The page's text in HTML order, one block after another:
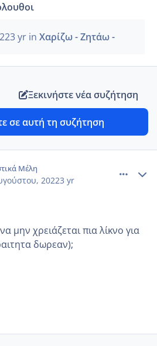
3 yrin Χαρίζω - Ζητάω -
Ξεκινήστε νέα συζήτηση
σε αυτή τη συζήτηση
Μέλη
20223 yr
μην χρειάζεται πια λίκνο για
δωρεαν);